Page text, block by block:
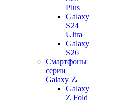
Plus
Galaxy
S24
Ultra
Galaxy
S26
Смартфоны
серии
Galaxy Z
Galaxy
Z Fold